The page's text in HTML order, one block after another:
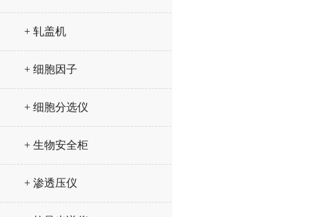
+ 轧盖机
+ 细胞因子
+ 细胞分选仪
+ 生物安全柜
+ 渗透压仪